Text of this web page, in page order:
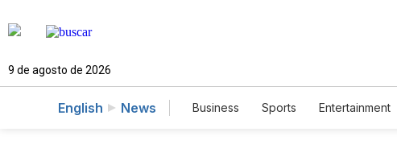
9 de agosto de 2026
English News Business Sports Entertainment